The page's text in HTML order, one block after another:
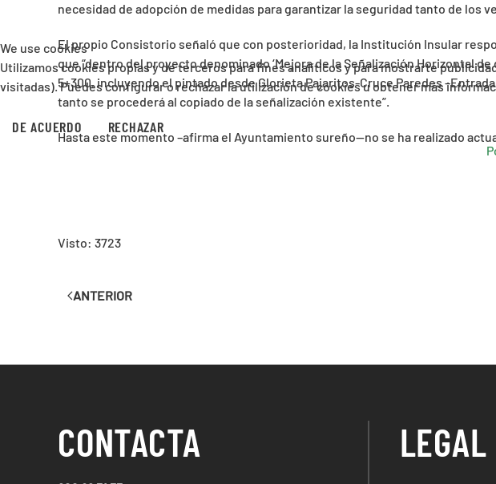
necesidad de adopción de medidas para garantizar la seguridad tanto de los
El propio Consistorio señaló que con posterioridad, la Institución Insular
que “dentro del proyecto denominado ‘Mejora de la Señalización Horizontal
5+300, incluyendo el pintado desde Glorieta Pajaritos-Cruce Paredes
tanto se procederá al copiado de la señalización existente”.
Hasta este momento –afirma el Ayuntamiento sureño—no se ha realizado
Visto: 3723
ANTERIOR
CONTACTA LEGAL
We use cookies
Utilizamos cookies propias y de terceros para fines analíticos y para mostrarte
visitadas). Puedes configurar o rechazar la utilización de cookies u obtener más
DE ACUERDO RECHAZAR